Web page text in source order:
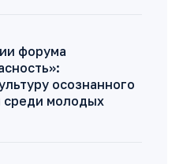
форума
осознанного
среди молодых